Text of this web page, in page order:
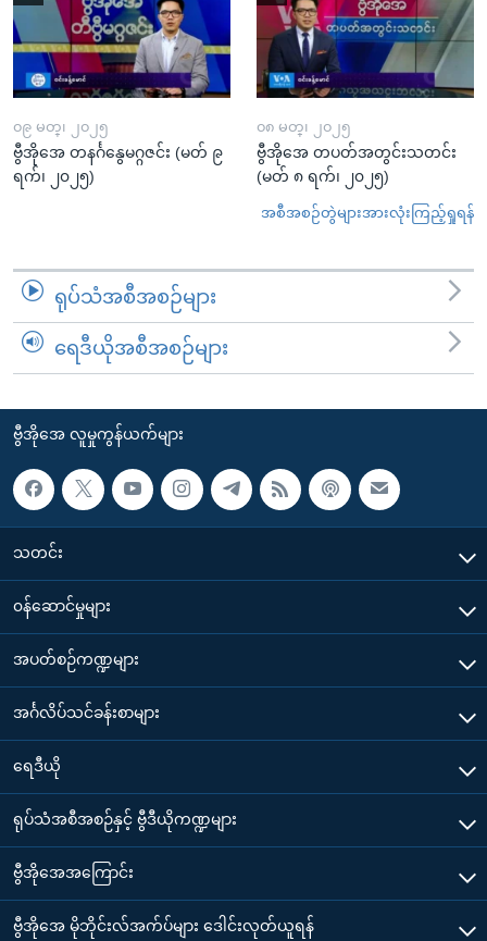
၀၉ မတ္၊ ၂၀၂၅
ဗွီအိုအေ တနင်္ဂနွေမဂ္ဂဇင်း (မတ် ၉
ရက်၊ ၂၀၂၅)
၀၈ မတ္၊ ၂၀၂၅
ဗွီအိုအေ တပတ်အတွင်းသတင်း
(မတ် ၈ ရက်၊ ၂၀၂၅)
အစီအစဉ်တွဲများအားလုံးကြည့်ရှုရန်
ရုပ်သံအစီအစဉ်များ
ရေဒီယိုအစီအစဉ်များ
ဗွီအိုအေ လူမှုကွန်ယက်များ
သတင်း
၀န်ဆောင်မှုများ
အပတ်စဉ်ကဏ္ဍများ
အင်္ဂလိပ်သင်ခန်းစာများ
ရေဒီယို
ရုပ်သံအစီအစဉ်နှင့် ဗွီဒီယိုကဏ္ဍများ
ဗွီအိုအေအကြောင်း
ဗွီအိုအေ မိုဘိုင်းလ်အက်ပ်များ ဒေါင်းလုတ်ယူရန်